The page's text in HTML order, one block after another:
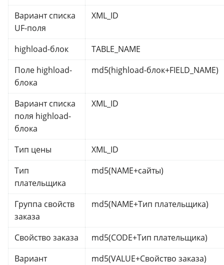
Вариант списка
UF-поля
XML_ID
highload-блок
TABLE_NAME
Поле highload-
блока
md5(highload-блок+FIELD_NAME)
Вариант списка
поля highload-
блока
XML_ID
Тип цены
XML_ID
Тип
плательщика
md5(NAME+сайты)
Группа свойств
заказа
md5(NAME+Тип плательщика)
Свойство заказа
md5(CODE+Тип плательщика)
Вариант
md5(VALUE+Свойство заказа)